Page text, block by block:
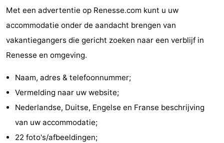
Blick
Zeeland
-
Zeeuwse
Kust
Zonnedorp
-
’t
van
Last
Zien
Met een advertentie op Renesse.com kunt u uw
accommodatie onder de aandacht brengen van
vakantiegangers die gericht zoeken naar een verblijf in
Renesse en omgeving.
Naam, adres & telefoonnummer;
Vermelding naar uw website;
Nederlandse, Duitse, Engelse en Franse beschrijving
van uw accommodatie;
22 foto's/afbeeldingen;